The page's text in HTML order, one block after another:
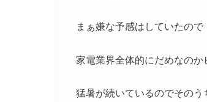
まぁ嫌な予感はしていたので
家電業界全体的にだめなのか
猛暑が続いているのでその